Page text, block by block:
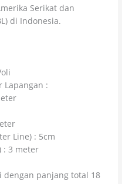
Serikat dan
di Indonesia.
Lapangan :
Line) : 5cm
: 3 meter
dengan panjang total 18